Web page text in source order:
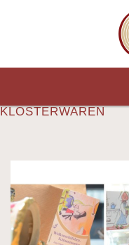
KLOSTERWAREN